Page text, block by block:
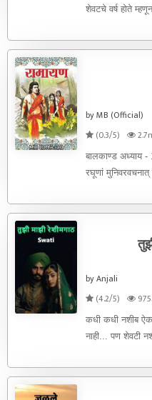
शेवटचे वर्ष होते
by MB (Official)
(0.3/5)
बालकाण्ड अध्याय -
रघूणां मुनिवरवचनात्
पितुरटविमगात्
by Anjali
(4.2/5)
कधी कधी नशीब
नाही... पण शेवटी